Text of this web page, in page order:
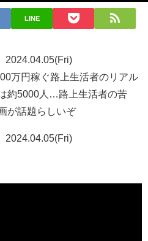
LINE
2024.04.05(Fri)
万円稼ぐ路上生活者のリアル
約5000人…路上生活者の苦
が話題らしいぞ
2024.04.05(Fri)